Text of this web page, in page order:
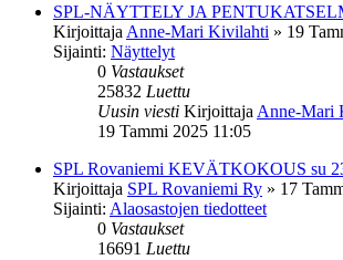
SPL-NÄYTTELY JA
Kirjoittaja Anne-Mari Kivilahti » 19
Sijainti: Näyttelyt
0 Vastaukset
25832 Luettu
Uusin viesti Kirjoittaja Anne-Mari
19 Tammi 2025 11:05
SPL Rovaniemi KEVÄTKOKOUS su
Kirjoittaja SPL Rovaniemi Ry » 17
Sijainti: Alaosastojen tiedotteet
0 Vastaukset
16691 Luettu